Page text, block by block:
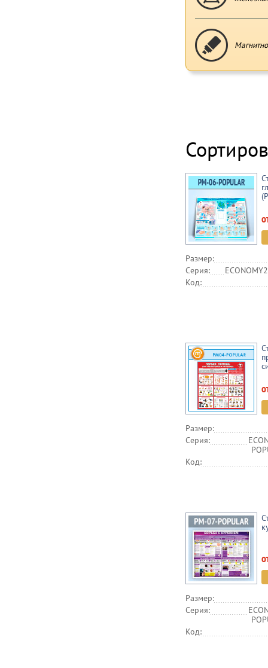
Размер:
Серия:
Код:
Размер:
Серия:
Код:
Размер:
Серия:
Код: